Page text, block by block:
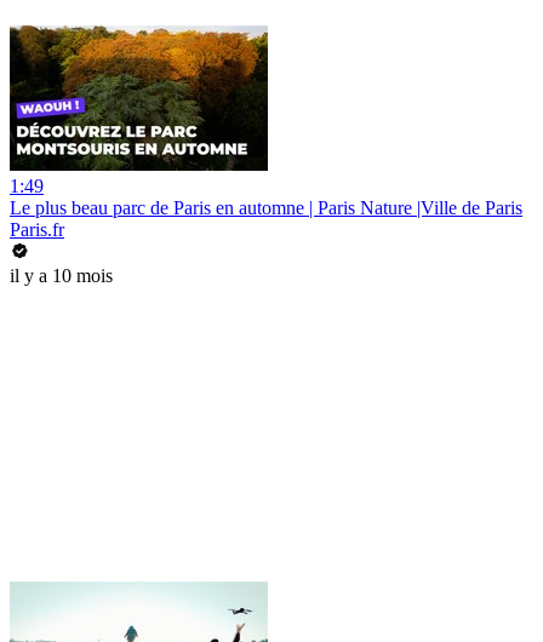
1:49
Le plus beau parc de Paris en automne | Paris Nature |Ville de Paris
Paris.fr
il y a 10 mois